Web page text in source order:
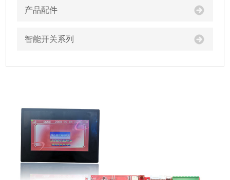
产品配件
智能开关系列